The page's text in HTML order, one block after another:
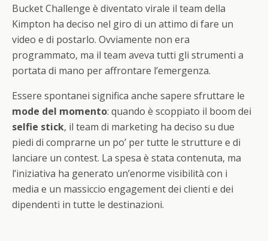
Bucket Challenge è diventato virale il team della
Kimpton ha deciso nel giro di un attimo di fare un
video e di postarlo. Ovviamente non era
programmato, ma il team aveva tutti gli strumenti a
portata di mano per affrontare l’emergenza.
Essere spontanei significa anche sapere sfruttare le
mode del momento: quando è scoppiato il boom dei
selfie stick, il team di marketing ha deciso su due
piedi di comprarne un po’ per tutte le strutture e di
lanciare un contest. La spesa è stata contenuta, ma
l’iniziativa ha generato un’enorme visibilità con i
media e un massiccio engagement dei clienti e dei
dipendenti in tutte le destinazioni.